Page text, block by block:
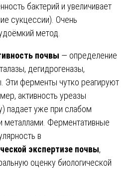
бактерий и увеличивает
сукцессии). Очень
метод.
почвы — определение
дегидрогеназы,
Эти ферменты чутко реагируют
активность уреазы
падает уже при слабом
металлами. Ферментативные
в
экспертизе почвы,
оценку биологической